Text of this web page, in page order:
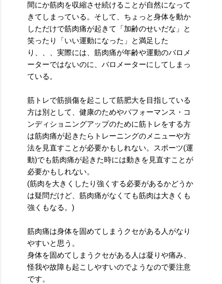
間にか筋肉を収縮させ続けることが自然になって
きてしまっている。そして、ちょっと身体を動か
しただけで筋肉痛が起きて「加齢のせいだな」と
笑ったり「いい運動になった」と満足した
り、、、実際には、筋肉痛が年齢や運動のバロメ
ーターではないのに、バロメーターにしてしまっ
ている。
筋トレで筋損傷を起こして筋肥大を目指している
方は別として、健康のためやパフォーマンス・コ
ンディショニングアップのために筋トレをする方
は筋肉痛が起きたらトレーニングのメニューや方
法を見直すことが必要かもしれない。スポーツ(運
動)でも筋肉痛が起きた時には動きを見直すことが
必要かもしれない。
(筋肉を大きくしたり強くする必要があるかどうか
は疑問だけど、筋肉痛がなくても筋肉は大きくも
強くもなる。)
筋肉痛は身体を固めてしまうクセがある人がなり
やすいと思う。
身体を固めてしまうクセがある人は凝りや痛み、
怪我や故障も起こしやすいのでようなので要注意
です。